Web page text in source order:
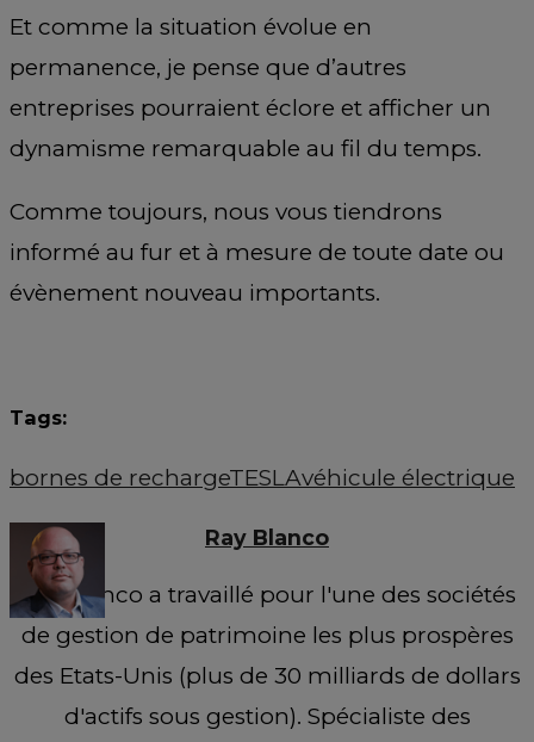
Et comme la situation évolue en
permanence, je pense que d’autres
entreprises pourraient éclore et afficher un
dynamisme remarquable au fil du temps.
Comme toujours, nous vous tiendrons
informé au fur et à mesure de toute date ou
évènement nouveau importants.
Tags:
bornes de rechargeTESLAvéhicule électrique
Ray Blanco
Ray Blanco a travaillé pour l'une des sociétés
de gestion de patrimoine les plus prospères
des Etats-Unis (plus de 30 milliards de dollars
d'actifs sous gestion). Spécialiste des